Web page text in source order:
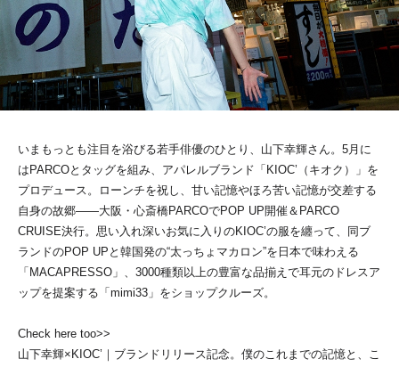
いまもっとも注目を浴びる若手俳優のひとり、山下幸輝さん。5月に
はPARCOとタッグを組み、アパレルブランド「KIOC’（キオク）」を
プロデュース。ローンチを祝し、甘い記憶やほろ苦い記憶が交差する
自身の故郷――大阪・心斎橋PARCOでPOP UP開催＆PARCO
CRUISE決行。思い入れ深いお気に入りのKIOC’の服を纏って、同ブ
ランドのPOP UPと韓国発の“太っちょマカロン”を日本で味わえる
「MACAPRESSO」、3000種類以上の豊富な品揃えで耳元のドレスア
ップを提案する「mimi33」をショップクルーズ。
Check here too>>
山下幸輝×KIOC’｜ブランドリリース記念。僕のこれまでの記憶と、こ